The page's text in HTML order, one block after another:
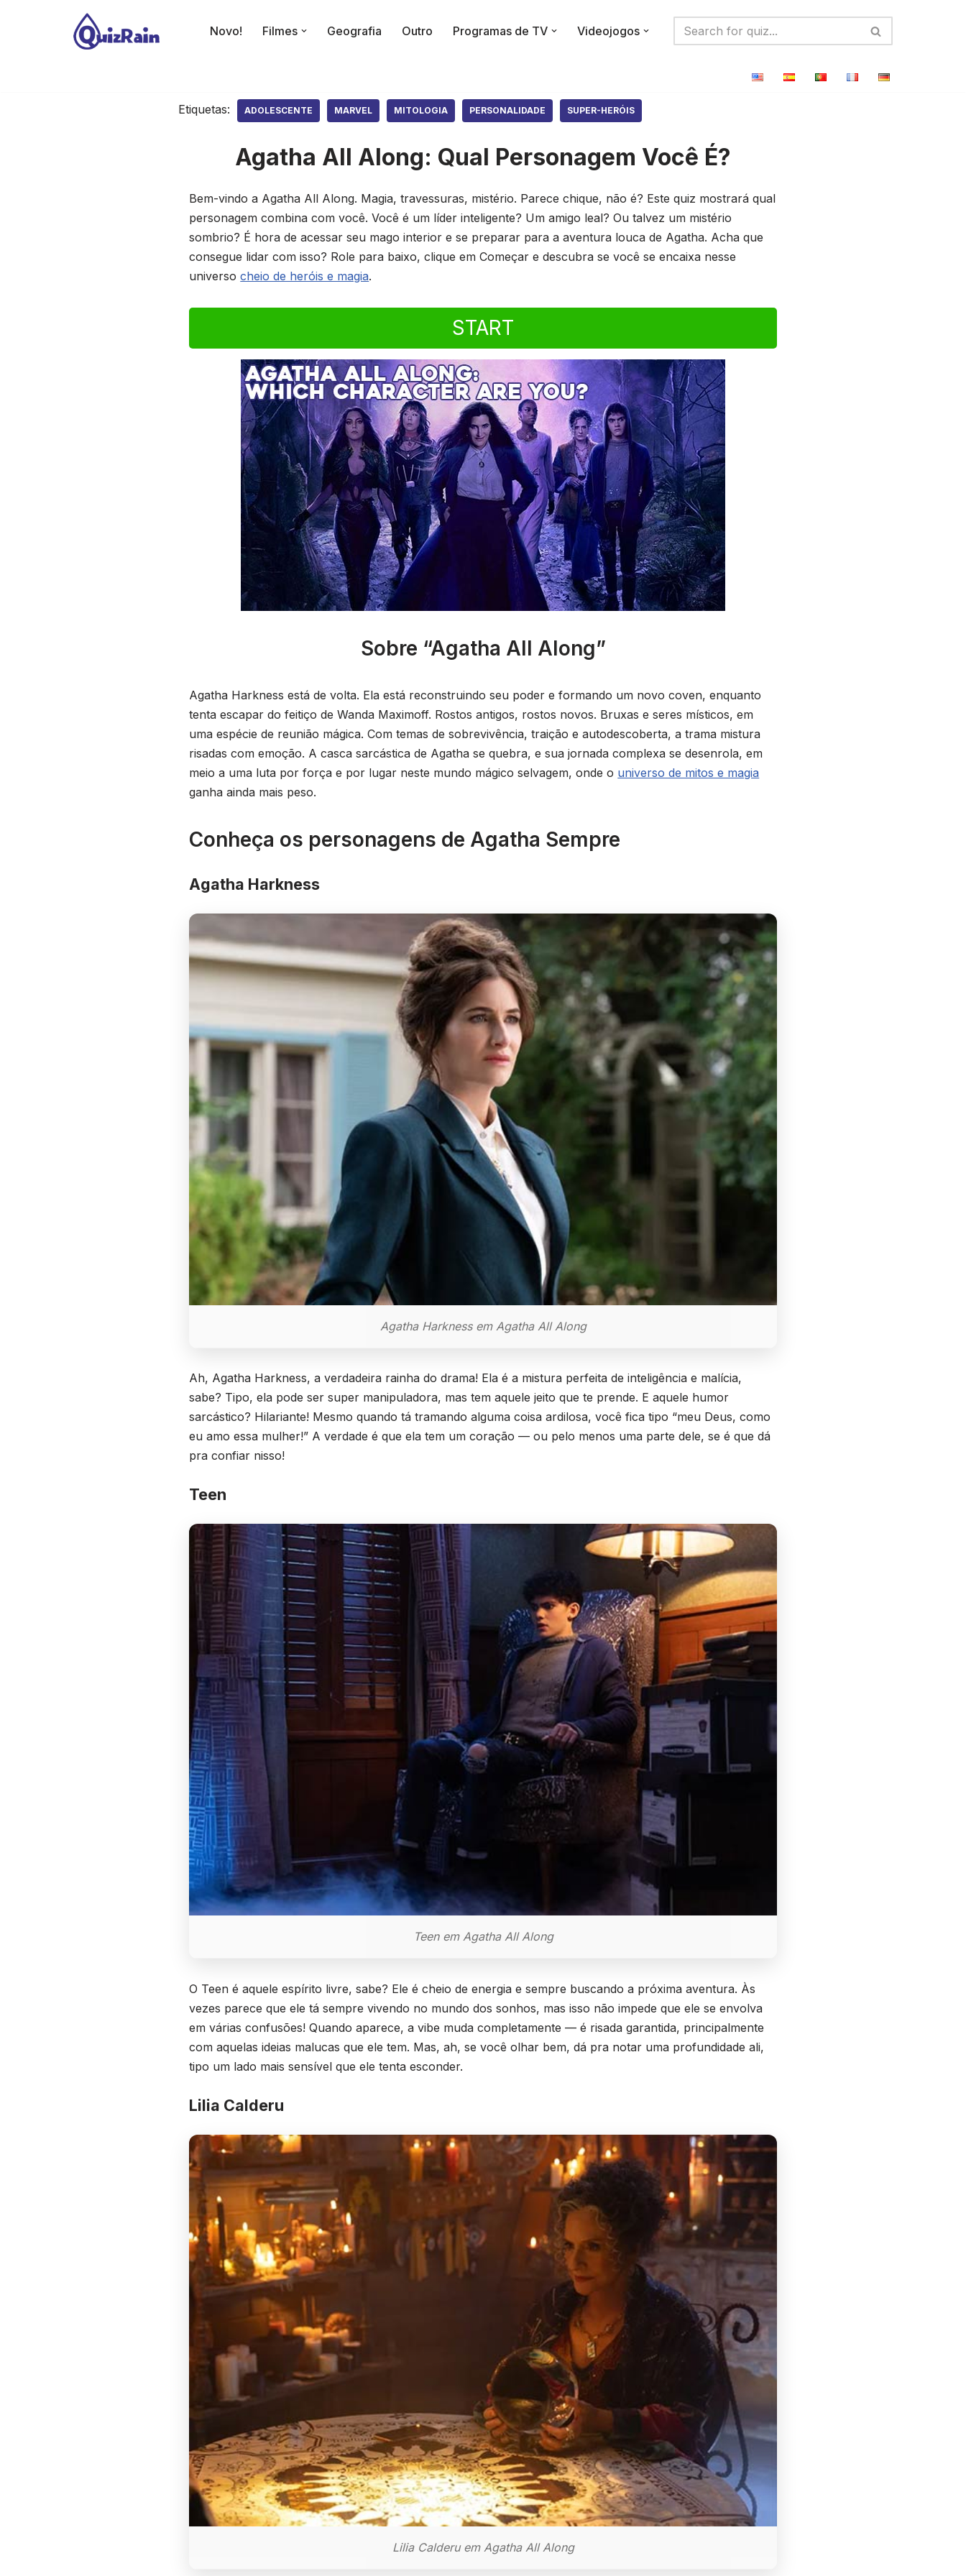
Novo! Filmes Geografia Outro Programas de TV Videojogos
Etiquetas: ADOLESCENTE MARVEL MITOLOGIA PERSONALIDADE SUPER-HERÓIS
Agatha All Along: Qual Personagem Você É?
Bem-vindo a Agatha All Along. Magia, travessuras, mistério. Parece chique, não é? Este quiz mostrará qual
personagem combina com você. Você é um líder inteligente? Um amigo leal? Ou talvez um mistério
sombrio? É hora de acessar seu mago interior e se preparar para a aventura louca de Agatha. Acha que
consegue lidar com isso? Role para baixo, clique em Começar e descubra se você se encaixa nesse
universocheio de heróis e magia.
START
Sobre “Agatha All Along”
Agatha Harkness está de volta. Ela está reconstruindo seu poder e formando um novo coven, enquanto
tenta escapar do feitiço de Wanda Maximoff. Rostos antigos, rostos novos. Bruxas e seres místicos, em
uma espécie de reunião mágica. Com temas de sobrevivência, traição e autodescoberta, a trama mistura
risadas com emoção. A casca sarcástica de Agatha se quebra, e sua jornada complexa se desenrola, em
meio a uma luta por força e por lugar neste mundo mágico selvagem, onde o universo de mitos e magia
ganha ainda mais peso.
Conheça os personagens de Agatha Sempre
Agatha Harkness
Agatha Harkness em Agatha All Along
Ah, Agatha Harkness, a verdadeira rainha do drama! Ela é a mistura perfeita de inteligência e malícia,
sabe? Tipo, ela pode ser super manipuladora, mas tem aquele jeito que te prende. E aquele humor
sarcástico? Hilariante! Mesmo quando tá tramando alguma coisa ardilosa, você fica tipo “meu Deus, como
eu amo essa mulher!” A verdade é que ela tem um coração — ou pelo menos uma parte dele, se é que dá
pra confiar nisso!
Teen
Teen em Agatha All Along
O Teen é aquele espírito livre, sabe? Ele é cheio de energia e sempre buscando a próxima aventura. Às
vezes parece que ele tá sempre vivendo no mundo dos sonhos, mas isso não impede que ele se envolva
em várias confusões! Quando aparece, a vibe muda completamente — é risada garantida, principalmente
com aquelas ideias malucas que ele tem. Mas, ah, se você olhar bem, dá pra notar uma profundidade ali,
tipo um lado mais sensível que ele tenta esconder.
Lilia Calderu
Lilia Calderu em Agatha All Along